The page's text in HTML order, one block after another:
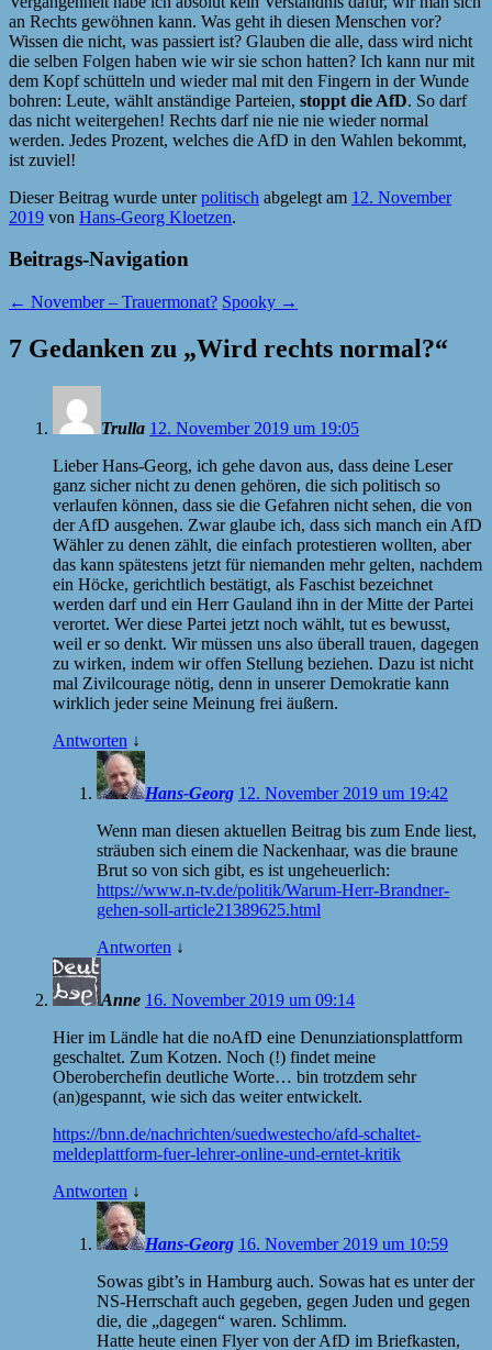
an Rechts gewöhnen kann. Was geht ih diesen Menschen vor?
Wissen die nicht, was passiert ist? Glauben die alle, dass wird nicht
die selben Folgen haben wie wir sie schon hatten? Ich kann nur mit
dem Kopf schütteln und wieder mal mit den Fingern in der Wunde
bohren: Leute, wählt anständige Parteien, stoppt die AfD. So darf
das nicht weitergehen! Rechts darf nie nie nie wieder normal
werden. Jedes Prozent, welches die AfD in den Wahlen bekommt,
ist zuviel!
Dieser Beitrag wurde unterpolitisch abgelegt am 12. November
2019 von Hans-Georg Kloetzen.
Beitrags-Navigation
← November – Trauermonat? Spooky →
7 Gedanken zu „Wird rechts normal?“
Trulla 12. November 2019 um 19:05
Lieber Hans-Georg, ich gehe davon aus, dass deine Leser
ganz sicher nicht zu denen gehören, die sich politisch so
verlaufen können, dass sie die Gefahren nicht sehen, die von
der AfD ausgehen. Zwar glaube ich, dass sich manch ein AfD
Wähler zu denen zählt, die einfach protestieren wollten, aber
das kann spätestens jetzt für niemanden mehr gelten, nachdem
ein Höcke, gerichtlich bestätigt, als Faschist bezeichnet
werden darf und ein Herr Gauland ihn in der Mitte der Partei
verortet. Wer diese Partei jetzt noch wählt, tut es bewusst,
weil er so denkt. Wir müssen uns also überall trauen, dagegen
zu wirken, indem wir offen Stellung beziehen. Dazu ist nicht
mal Zivilcourage nötig, denn in unserer Demokratie kann
wirklich jeder seine Meinung frei äußern.
Antworten ↓
Hans-Georg 12. November 2019 um 19:42
Wenn man diesen aktuellen Beitrag bis zum Ende liest,
sträuben sich einem die Nackenhaar, was die braune
Brut so von sich gibt, es ist ungeheuerlich:
https://www.n-tv.de/politik/Warum-Herr-Brandner-
gehen-soll-article21389625.html
Antworten ↓
Anne 16. November 2019 um 09:14
Hier im Ländle hat die noAfD eine Denunziationsplattform
geschaltet. Zum Kotzen. Noch (!) findet meine
Oberoberchefin deutliche Worte… bin trotzdem sehr
(an)gespannt, wie sich das weiter entwickelt.
https://bnn.de/nachrichten/suedwestecho/afd-schaltet-
meldeplattform-fuer-lehrer-online-und-erntet-kritik
Antworten ↓
Hans-Georg 16. November 2019 um 10:59
Sowas gibt’s in Hamburg auch. Sowas hat es unter der
NS-Herrschaft auch gegeben, gegen Juden und gegen
die, die „dagegen“ waren. Schlimm.
Hatte heute einen Flyer von der AfD im Briefkasten,